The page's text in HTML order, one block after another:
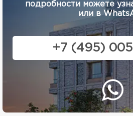
подробности можете
или в
+7 (495)